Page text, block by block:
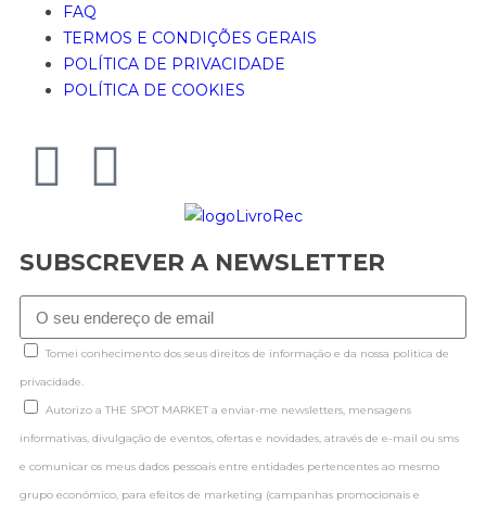
FAQ
TERMOS E CONDIÇÕES GERAIS
POLÍTICA DE PRIVACIDADE
POLÍTICA DE COOKIES
SUBSCREVER A NEWSLETTER
Tomei conhecimento dos seus direitos de informação e da nossa politica de
privacidade.
Autorizo a THE SPOT MARKET a enviar-me newsletters, mensagens
informativas, divulgação de eventos, ofertas e novidades, através de e-mail ou sms
e comunicar os meus dados pessoais entre entidades pertencentes ao mesmo
grupo económico, para efeitos de marketing (campanhas promocionais e